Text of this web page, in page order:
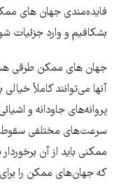
فایده‌‌‌مندی جهان های
بشکافیم و وارد جزئیات
جهان های ممکن طرقی
آنها می‌‌‌توانند کاملاً
پروانه‌‌‌های جاودانه و
سرعت‌‌‌های مختلفی سقوط
ممکنی باید از آن
که جهان‌های ممکن را